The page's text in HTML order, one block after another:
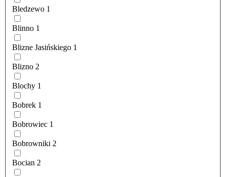
Bledzewo 1
Blinno 1
Blizne Jasińskiego 1
Blizno 2
Blochy 1
Bobrek 1
Bobrowiec 1
Bobrowniki 2
Bocian 2